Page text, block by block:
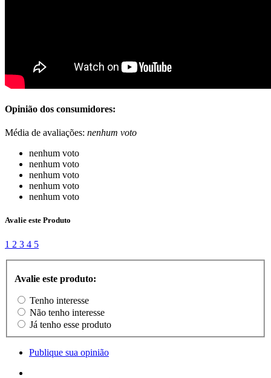
Opinião dos consumidores:
Média de avaliações: nenhum voto
nenhum voto
nenhum voto
nenhum voto
nenhum voto
nenhum voto
Avalie este Produto
1 2 3 4 5
Avalie este produto:
Tenho interesse
Não tenho interesse
Já tenho esse produto
Publique sua opinião